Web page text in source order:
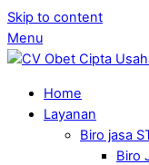
Skip to content
Menu
Home
Layanan
Biro jasa
Biro